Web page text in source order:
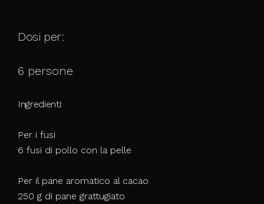
Dosi per:
6 persone
Ingredienti:
Per i fusi
6 fusi di pollo con la pelle
Per il pane aromatico al cacao
250 g di pane grattugiato